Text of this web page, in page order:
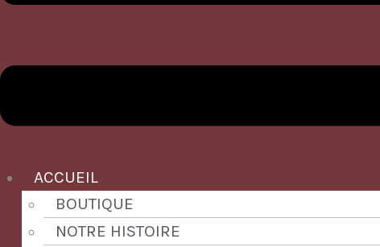
ACCUEIL
BOUTIQUE
NOTRE HISTOIRE